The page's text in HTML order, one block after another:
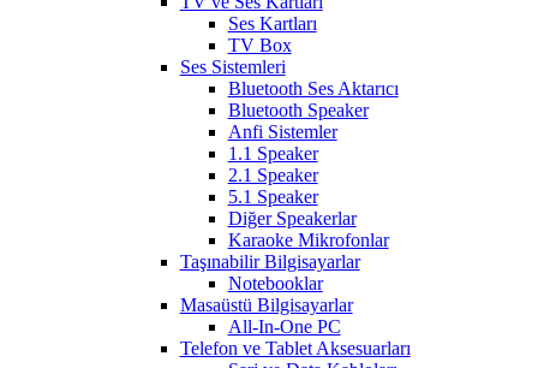
Ses Kartları
TV Box
Ses Sistemleri
Bluetooth Ses Aktarıcı
Bluetooth Speaker
Anfi Sistemler
1.1 Speaker
2.1 Speaker
5.1 Speaker
Diğer Speakerlar
Karaoke Mikrofonlar
Taşınabilir Bilgisayarlar
Notebooklar
Masaüstü Bilgisayarlar
All-In-One PC
Telefon ve Tablet Aksesuarları